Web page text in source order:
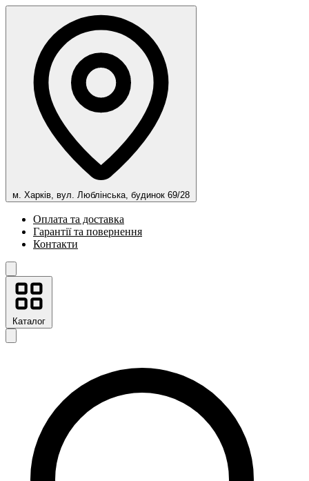
м. Харків, вул. Люблінська, будинок 69/28
Оплата та доставка
Гарантії та повернення
Контакти
Каталог